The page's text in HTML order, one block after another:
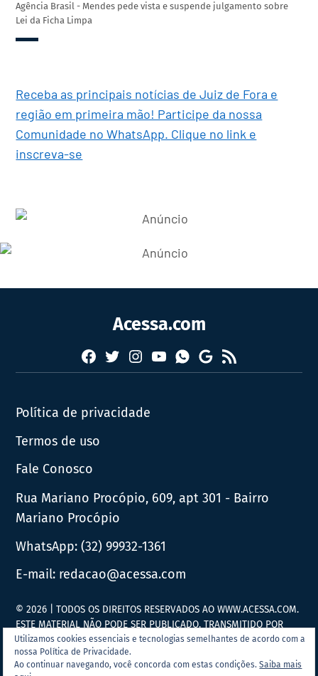
Agência Brasil - Mendes pede vista e suspende julgamento sobre
Lei da Ficha Limpa
Receba as principais notícias de Juiz de Fora e
região em primeira mão! Participe da nossa
Comunidade no WhatsApp. Clique no link e
inscreva-se
Acessa.com
Facebook
TwitterInstagram
YouTubeWhatsapp
Google
News
RSS
Política de privacidade
Termos de uso
Fale Conosco
Rua Mariano Procópio, 609, apt 301 - Bairro
Mariano Procópio
WhatsApp:(32) 99932-1361
E-mail: redacao@acessa.com
Utilizamos cookies essenciais e tecnologias semelhantes de acordo com a
nossa Política de Privacidade.
Ao continuar navegando, você concorda com estas condições.Saiba mais
© 2026 | TODOS OS DIREITOS RESERVADOS AO WWW.ACESSA.COM.
ESTE MATERIAL NÃO PODE SER PUBLICADO, TRANSMITIDO POR
BROADCAST, REESCRITO OU REDISTRIBUÍDO SEM PRÉVIA
AUTORIZAÇÃO.